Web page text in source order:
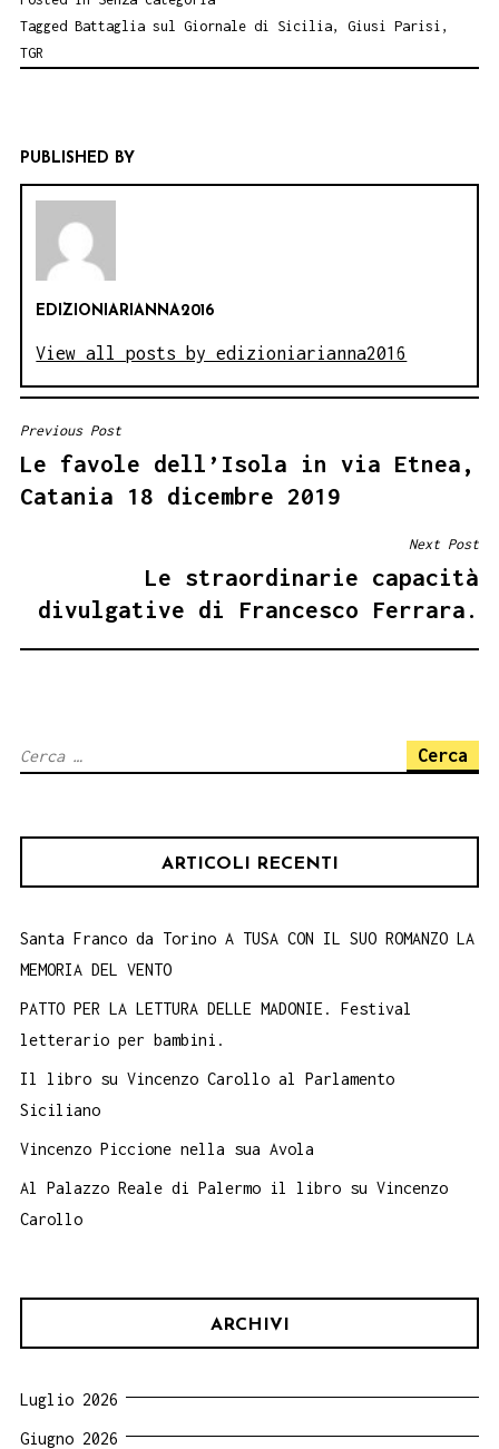
Tagged Battaglia sul Giornale di Sicilia, Giusi Parisi ,
TGR
PUBLISHED BY
EDIZIONIARIANNA2016
View all posts by edizioniarianna2016
NAVIGAZIONE
ARTICOLI
Previous Post
Le favole dell’Isola in via Etnea,
Catania 18 dicembre 2019
Next Post
Le straordinarie capacità
divulgative di Francesco Ferrara.
Ricerca
ARTICOLI RECENTI
Santa Franco da Torino A TUSA CON IL SUO ROMANZO LA
MEMORIA DEL VENTO
PATTO PER LA LETTURA DELLE MADONIE. Festival
letterario per bambini.
Il libro su Vincenzo Carollo al Parlamento
Siciliano
Vincenzo Piccione nella sua Avola
Al Palazzo Reale di Palermo il libro su Vincenzo
Carollo
ARCHIVI
Luglio 2026
Giugno 2026